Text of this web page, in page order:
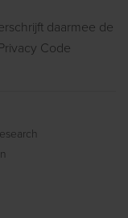
daarmee de
Code